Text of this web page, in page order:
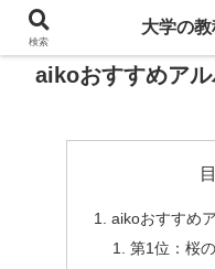
aikoおすすめア
aikoおすすめ
第1位：桜
検索
大学の